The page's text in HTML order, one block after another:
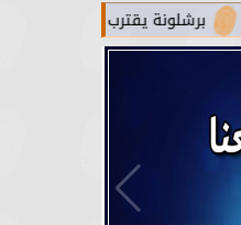
يقترب من استعادة جواو كانسيلو